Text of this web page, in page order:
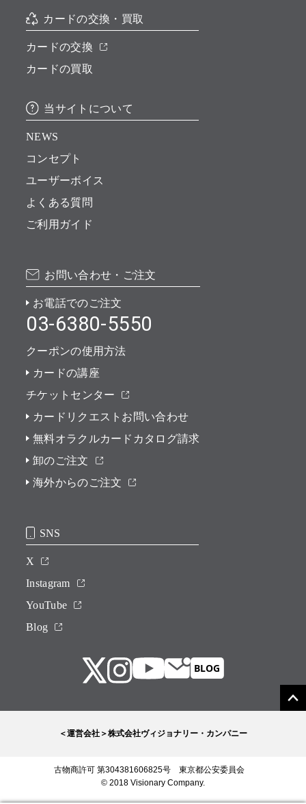
カードの交換・買取
カードの交換
カードの買取
当サイトについて
NEWS
コンセプト
ユーザーボイス
よくある質問
ご利用ガイド
お問い合わせ・ご注文
お電話でのご注文
03-6380-5550
クーポンの使用方法
カードの講座
チケットセンター
カードリクエストお問い合わせ
無料オラクルカードカタログ請求
卸のご注文
海外からのご注文
SNS
X
Instagram
YouTube
Blog
＜運営会社＞株式会社ヴィジョナリー・カンパニー
古物商許可 第304381606825号 東京都公安委員会
© 2018 Visionary Company.